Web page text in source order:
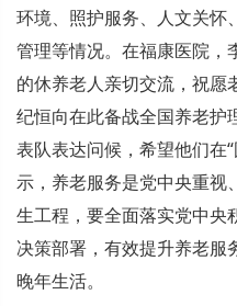
环境、照护服务、人文关怀
管理等情况。在福康医院，
的休养老人亲切交流，祝愿
纪恒向在此备战全国养老护
表队表达问候，希望他们在
示，养老服务是党中央重视
生工程，要全面落实党中央
决策部署，有效提升养老服
晚年生活。